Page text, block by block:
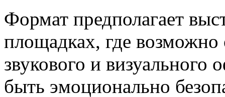
Формат предполагает
площадках, где возможно
звукового и
быть эмоционально